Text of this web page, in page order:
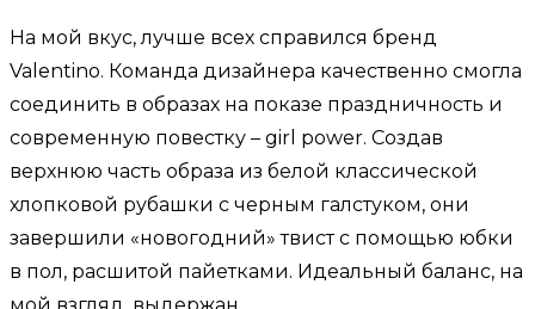
На мой вкус, лучше всех справился бренд
Valentino. Команда дизайнера качественно смогла
соединить в образах на показе праздничность и
современную повестку – girl power. Создав
верхнюю часть образа из белой классической
хлопковой рубашки с черным галстуком, они
завершили «новогодний» твист с помощью юбки
в пол, расшитой пайетками. Идеальный баланс, на